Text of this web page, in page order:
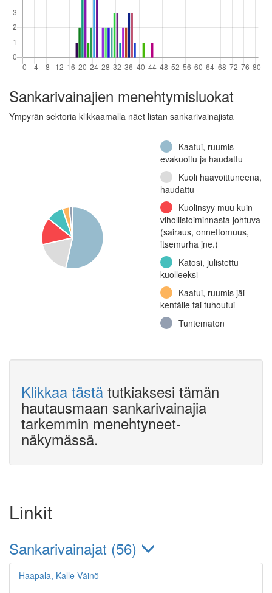
16, I pataljoona (Talvisota)
36, 9. komppania
(Jatkosota)
Kenttätykistörykmentti
Jalkaväkirykmentti 7,
3. komppania (Jatkosota)
Jalkaväkirykmentti
komppania (Talvisota)
Jalkaväkirykmentti 7,
2. konekiväärikomppania
(Jatkosota)
Jalkaväkirykmentti
(Jatkosota)
4. komppania (Jatkosota)
Jalkaväkirykmentti 36
(Jatkosota)
Jalkaväkirykmentti
60, I pataljoona
Muu
Sankarivainajien menehtymisluokat
Ympyrän sektoria klikkaamalla näet listan sankarivainajista
Kaatui, ruumis
evakuoitu ja haudattu
Kuoli haavoittuneena,
haudattu
Kuolinsyy muu kuin
vihollistoiminnasta johtuva
(sairaus, onnettomuus,
itsemurha jne.)
Katosi, julistettu
kuolleeksi
Kaatui, ruumis jäi
kentälle tai tuhoutui
Tuntematon
Klikkaa tästä tutkiaksesi tämän
hautausmaan sankarivainajia
tarkemmin menehtyneet-
näkymässä.
Linkit
Sankarivainajat (56)
Haapala, Kalle Väinö